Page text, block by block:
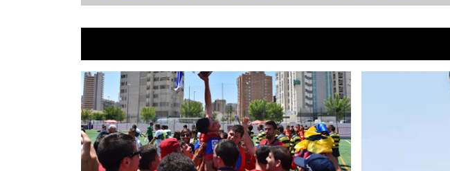
E
n
t
r
CRÓNICAS LEVANTE UD EDI MIGUEL PÉREZ
NEREA PÉREZ +
REPORTAJE